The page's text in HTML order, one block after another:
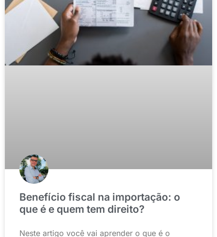
Benefício fiscal na importação: o
que é e quem tem direito?
Neste artigo você vai aprender o que é o